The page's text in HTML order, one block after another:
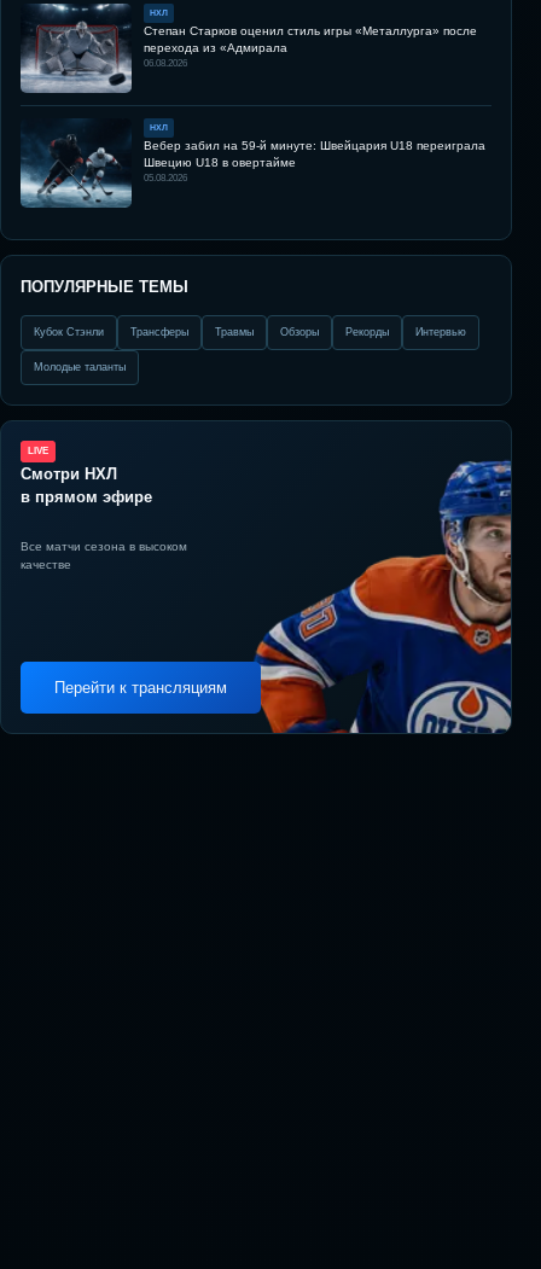
НХЛ
Степан Старков оценил стиль игры «Металлурга» после
перехода из «Адмирала
06.08.2026
НХЛ
Вебер забил на 59-й минуте: Швейцария U18 переиграла
Швецию U18 в овертайме
05.08.2026
ПОПУЛЯРНЫЕ ТЕМЫ
Кубок Стэнли Трансферы Травмы Обзоры Рекорды Интервью
Молодые таланты
LIVE
Смотри НХЛ
в прямом эфире
Все матчи сезона в высоком
качестве
Перейти к трансляциям